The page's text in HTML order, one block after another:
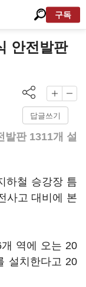
구독
안전발판
답글쓰기
발판 1311개 설
하철 승강장 틈
사고 대비에 본
역에 오는 20
설치한다고 20